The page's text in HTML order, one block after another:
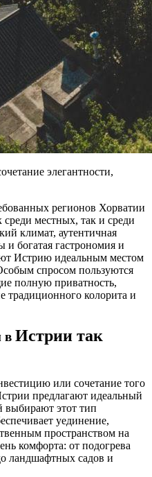
элегантности,
регионов Хорватии
местных, так и среди
климат, аутентичная
богатая гастрономия и
Истрию идеальным местом
спросом пользуются
полную приватность,
традиционного колорита и
в Истрии так
или сочетание того
предлагают идеальный
выбирают этот тип
уединение,
пространством на
комфорта: от подогрева
ландшафтных садов и